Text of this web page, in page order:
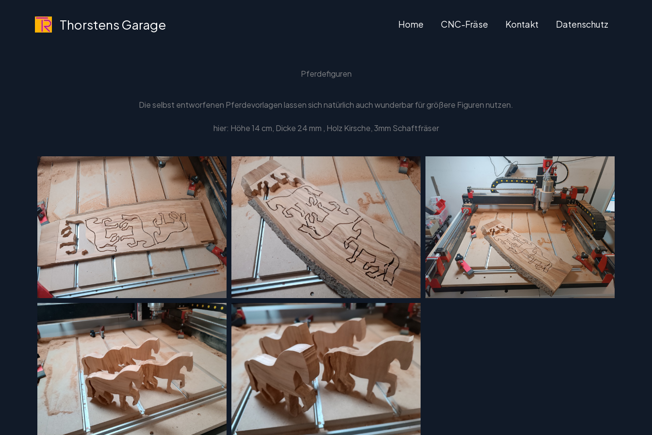
Thorstens Garage Home CNC-Fräse Kontakt Datenschutz
Pferdefiguren
Die selbst entworfenen Pferdevorlagen lassen sich natürlich auch wunderbar für größere Figuren nutzen.
hier: Höhe 14 cm, Dicke 24 mm , Holz Kirsche, 3mm Schaftfräser